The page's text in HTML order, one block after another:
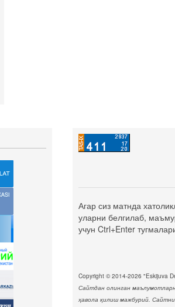
Агар сиз матнда
уларни белгилаб,
учун Ctrl+Enter
Copyright © 2014-2026 "Eskijuva
Сайтдан олинган
ҳавола қилиш мажбурий.